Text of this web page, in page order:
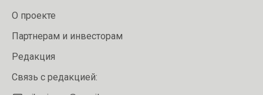
О проекте
Партнерам и инвесторам
Редакция
Связь с редакцией: